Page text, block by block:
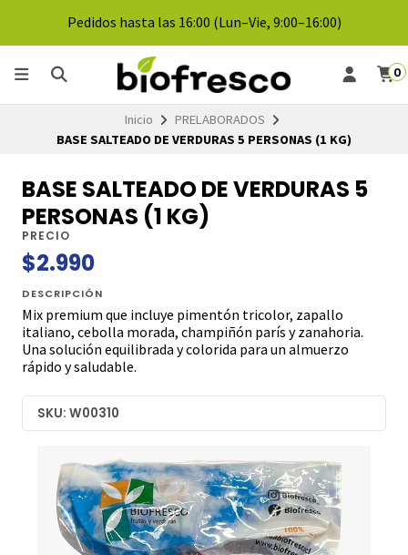
Pedidos hasta las 16:00 (Lun–Vie, 9:00–16:00)
0
Inicio
PRELABORADOS
BASE SALTEADO DE VERDURAS 5 PERSONAS (1 KG)
BASE SALTEADO DE VERDURAS 5
PERSONAS (1 KG)
PRECIO
$2.990
DESCRIPCIÓN
Mix premium que incluye pimentón tricolor, zapallo
italiano, cebolla morada, champiñón parís y zanahoria.
Una solución equilibrada y colorida para un almuerzo
rápido y saludable.
SKU: W00310